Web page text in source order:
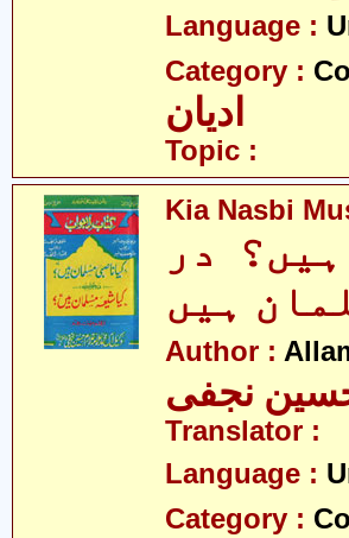
Language :
Category :
ادیان
Topic :
Kia Nasbi
در
ہیں
Author :
نجفی
Translator :
Language :
Category :